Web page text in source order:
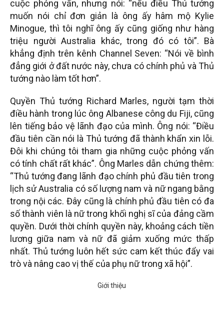
cuộc phỏng vấn, nhưng nói: “nếu điều Thủ tướng
muốn nói chỉ đơn giản là ông ấy hâm mộ Kylie
Minogue, thì tôi nghĩ ông ấy cũng giống như hàng
triệu người Australia khác, trong đó có tôi”. Bà
khẳng định trên kênh Channel Seven: “Nói về bình
đẳng giới ở đất nước này, chưa có chính phủ và Thủ
tướng nào làm tốt hơn”.
Quyền Thủ tướng Richard Marles, người tạm thời
điều hành trong lúc ông Albanese công du Fiji, cũng
lên tiếng bảo vệ lãnh đạo của mình. Ông nói: “Điều
đầu tiên cần nói là Thủ tướng đã thành khẩn xin lỗi.
Đôi khi chúng tôi tham gia những cuộc phỏng vấn
có tính chất rất khác”. Ông Marles dẫn chứng thêm:
“Thủ tướng đang lãnh đạo chính phủ đầu tiên trong
lịch sử Australia có số lượng nam và nữ ngang bằng
trong nội các. Đây cũng là chính phủ đầu tiên có đa
số thành viên là nữ trong khối nghị sĩ của đảng cầm
quyền. Dưới thời chính quyền này, khoảng cách tiền
lương giữa nam và nữ đã giảm xuống mức thấp
nhất. Thủ tướng luôn hết sức cam kết thúc đẩy vai
trò và nâng cao vị thế của phụ nữ trong xã hội”.